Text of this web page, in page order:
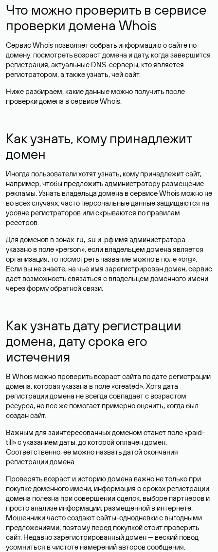
Что можно проверить в сервисе
проверки домена Whois
Сервис Whois позволяет собрать информацию о сайте по
домену: посмотреть возраст домена и дату, когда завершится
регистрация, актуальные DNS-серверы, кто является
регистратором, а также узнать, чей сайт.
Ниже разбираем, какие данные можно получить после
проверки домена в сервисе Whois.
Как узнать, кому принадлежит
домен
Иногда пользователи хотят узнать, кому принадлежит сайт,
например, чтобы предложить администратору размещение
рекламы. Узнать владельца домена в сервисе Whois можно не
во всех случаях: часто персональные данныезащищаются на
уровне регистраторов или скрываются по правилам
реестров.
Для доменов в зонах .ru, .su и .рф имя администратора
указано в поле «person», если владельцем домена является
организация, то посмотреть название можно в поле «org».
Если вы не знаете, на чье имя зарегистрирован домен, сервис
дает возможность связаться с владельцем доменного имени
через форму обратной связи.
Как узнать дату регистрации
домена, дату срока его
истечения
В Whois можно проверить возраст сайта по дате регистрации
домена, которая указана в поле «created». Хотя дата
регистрации домена не всегда совпадает с возрастом
ресурса, но все же помогает примерно оценить, когда был
создан сайт.
Важным для заинтересованных доменом станет поле «paid-
till» с указанием даты, до которой оплачен домен.
Соответственно, ее можно назвать датой окончания
регистрации домена.
Проверять возраст и историю домена важно не только при
покупке доменного имени, информация о сроках регистрации
домена полезна при совершении сделок, выборе партнеров и
просто анализе информации, размещенной в интернете.
Мошенники часто создают сайты-однодневки с выгодными
предложениями, поэтому перед покупкой стоит проверить
сайт. Недавно зарегистрированный домен — веский повод
усомниться в чистоте намерений авторов сообщения.